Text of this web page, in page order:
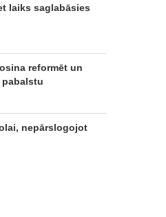
laiks saglabāsies
reformēt un
nepārslogojot